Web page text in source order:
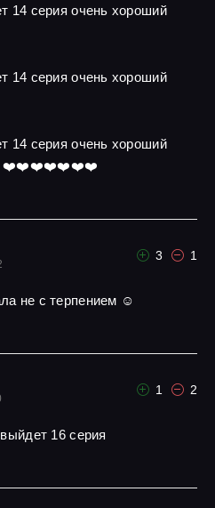
14 серия очень хороший
14 серия очень хороший
14 серия очень хороший
❤️❤️❤️❤️❤️❤️❤️
3 1
не с терпением ☺
1 2
16 серия